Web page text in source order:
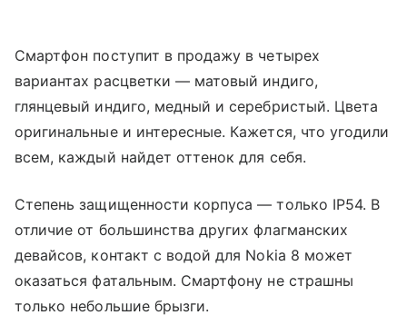
Смартфон поступит в продажу в четырех
вариантах расцветки — матовый индиго,
глянцевый индиго, медный и серебристый. Цвета
оригинальные и интересные. Кажется, что угодили
всем, каждый найдет оттенок для себя.
Степень защищенности корпуса — только IP54. В
отличие от большинства других флагманских
девайсов, контакт с водой для Nokia 8 может
оказаться фатальным. Смартфону не страшны
только небольшие брызги.